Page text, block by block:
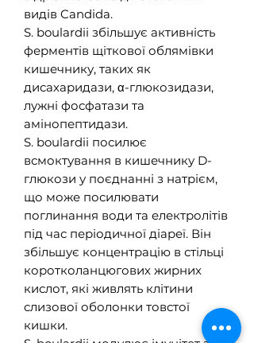
видів Candida.
S. boulardii збільшує активність
ферментів щіткової облямівки
кишечнику, таких як
дисахаридази, α-глюкозидази,
лужні фосфатази та
амінопептидази.
S. boulardii посилює
всмоктування в кишечнику D-
глюкози у поєднанні з натрієм,
що може посилювати
поглинання води та електролітів
під час періодичної діареї. Він
збільшує концентрацію в стільці
коротколанцюгових жирних
кислот, які живлять клітини
слизової оболонки товстої
кишки.